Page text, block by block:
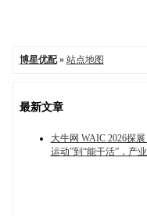
博星优配» 站点地图
最新文章
大牛网 WAIC 2026探
运动”到“能干活”，产